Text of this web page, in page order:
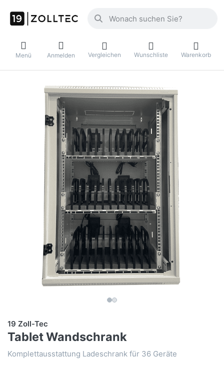
Geben Sie einen Suchbegriff ein.
Menü Anmelden Vergleichen Wunschliste Warenkorb
19 Zoll-Tec
Tablet Wandschrank
Komplettausstattung Ladeschrank für 36 Geräte